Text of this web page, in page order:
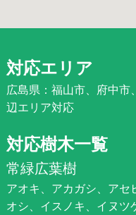
対応エリア
広島県：福山市、府中市
辺エリア対応
対応樹木一覧
常緑広葉樹
アオキ、アカガシ、アセ
オシ、イスノキ、イヌツ